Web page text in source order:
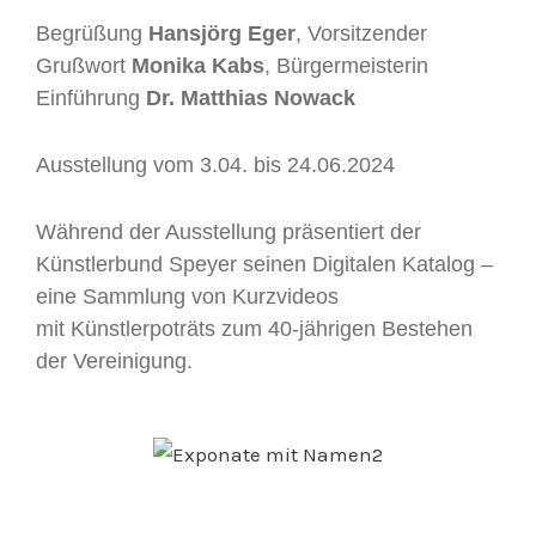
Begrüßung Hansjörg Eger, Vorsitzender
Grußwort Monika Kabs, Bürgermeisterin
Einführung Dr. Matthias Nowack
Ausstellung vom 3.04. bis 24.06.2024
Während der Ausstellung präsentiert der
Künstlerbund Speyer seinen Digitalen Katalog –
eine Sammlung von Kurzvideos
mit Künstlerpoträts zum 40-jährigen Bestehen
der Vereinigung.